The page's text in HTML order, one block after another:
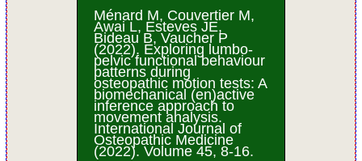
Ménard M, Couvertier M,
Awai L, Esteves JE,
Bideau B, Vaucher P
(2022). Exploring lumbo-
pelvic functional behaviour
patterns during
osteopathic motion tests: A
biomechanical (en)active
inference approach to
movement analysis.
International Journal of
Osteopathic Medicine
(2022). Volume 45, 8-16.